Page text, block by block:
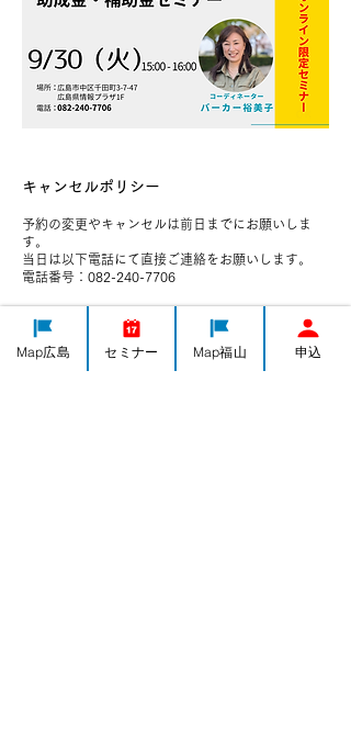
キャンセルポリシー
予約の変更やキャンセルは前日までにお願いしま
す。
当日は以下電話にて直接ご連絡をお願いします。
電話番号：082-240-7706
Map広島 セミナー Map福山 申込